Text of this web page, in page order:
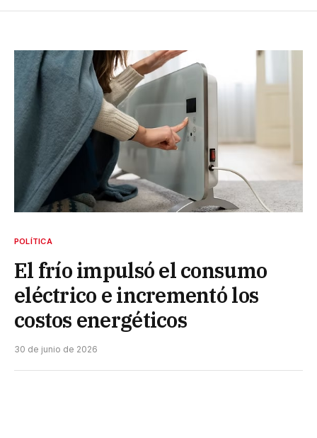
POLÍTICA
El frío impulsó el consumo
eléctrico e incrementó los
costos energéticos
30 de junio de 2026